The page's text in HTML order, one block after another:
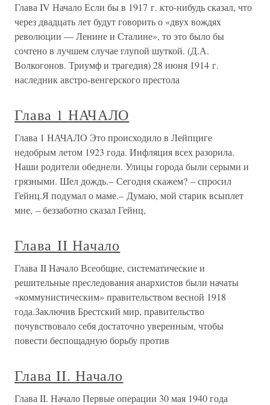
Глава IV Начало Если бы в 1917 г. кто-нибудь сказал, что
через двадцать лет будут говорить о «двух вождях
революции — Ленине и Сталине», то это было бы
сочтено в лучшем случае глупой шуткой. (Д.А.
Волкогонов. Триумф и трагедия) 28 июня 1914 г.
наследник австро-венгерского престола
Глава 1 НАЧАЛО
Глава 1 НАЧАЛО Это происходило в Лейпциге
недобрым летом 1923 года. Инфляция всех разорила.
Наши родители обеднели. Улицы города были серыми и
грязными. Шел дождь.– Сегодня скажем? – спросил
Гейнц.Я подумал о маме.– Думаю, мой старик всыплет
мне, – беззаботно сказал Гейнц,
Глава II Начало
Глава II Начало Всеобщие, систематические и
решительные преследования анархистов были начаты
«коммунистическим» правительством весной 1918
года.Заключив Брестский мир, правительство
почувствовало себя достаточно уверенным, чтобы
повести беспощадную борьбу против
Глава II. Начало
Глава II. Начало Первые операции 30 мая 1940 года